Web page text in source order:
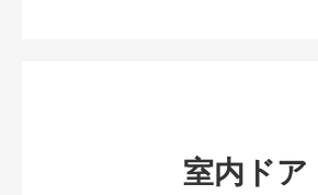
室内ドア